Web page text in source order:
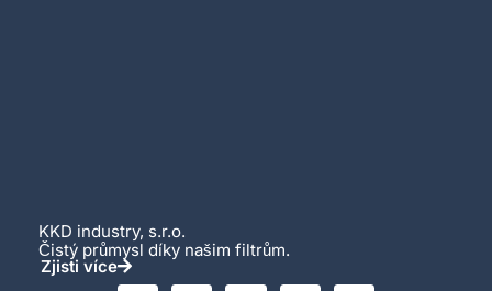
KKD industry, s.r.o.
Čistý průmysl díky našim filtrům.
Zjisti více